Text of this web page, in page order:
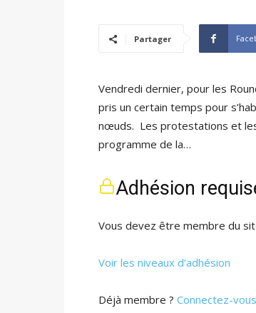
Partager
Vendredi dernier, pour les
pris un certain temps pour
nœuds. Les protestations et
programme de la…
Adhésion
Vous devez être membre du
Voir les niveaux d’adhésion
Déjà membre ? Connectez-